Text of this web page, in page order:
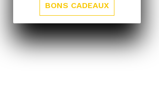
BONS CADEAUX